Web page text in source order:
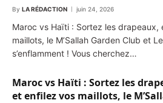
By LA RÉDACTION juin 24, 2026
Maroc vs Haïti : Sortez les drapeaux,
maillots, le M’Sallah Garden Club et
s’enflamment ! Vous cherchez…
Maroc vs Haïti : Sortez les
et enfilez vos maillots, le